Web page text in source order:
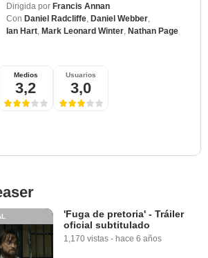
Dirigida por Francis Annan
Con Daniel Radcliffe, Daniel Webber,
Ian Hart, Mark Leonard Winter, Nathan Page
Medios
3,2
Usuarios
3,0
'Fuga de pretoria' - Tráiler
oficial subtitulado
1,170 vistas - hace 6 años